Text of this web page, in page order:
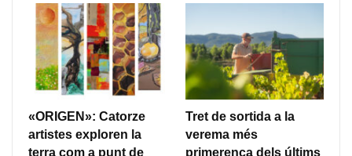
«ORIGEN»: Catorze
artistes exploren la
terra com a punt de
Tret de sortida a la
verema més
primerenca dels últims